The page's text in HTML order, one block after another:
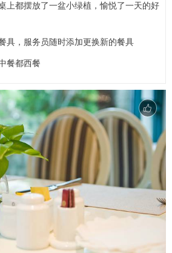
上都摆放了一盆小绿植，愉悦了一天的好
具，服务员随时添加更换新的餐具
餐都西餐